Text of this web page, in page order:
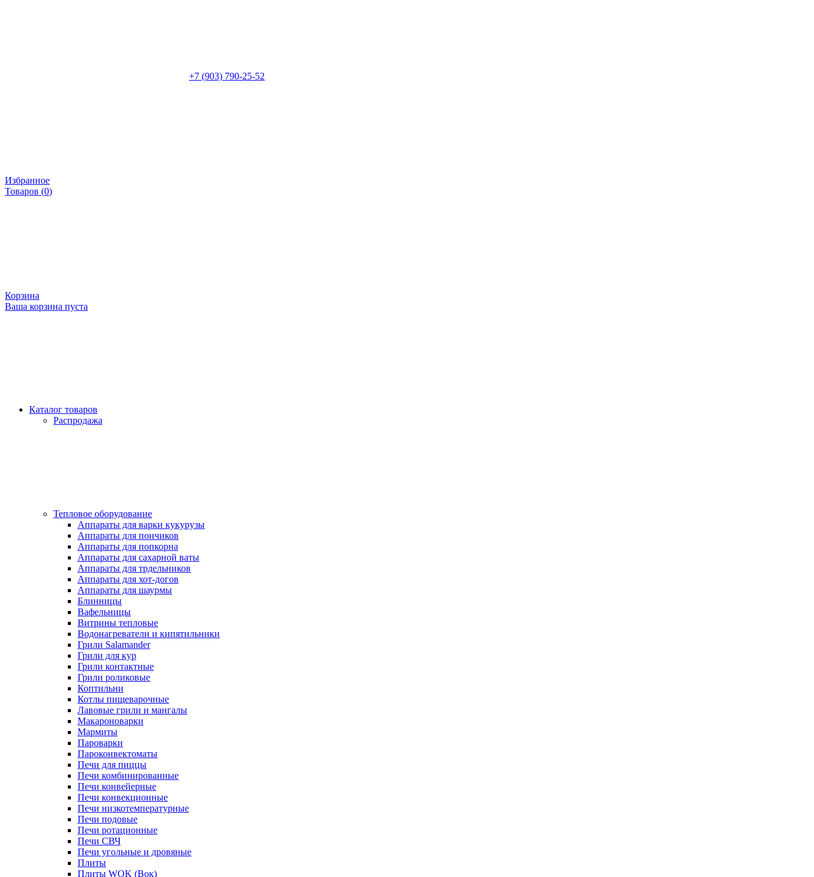
+7 (903) 790-25-52
Избранное
Товаров (0)
Корзина
Ваша корзина пуста
Каталог товаров
Распродажа
Тепловое оборудование
Аппараты для варки кукурузы
Аппараты для пончиков
Аппараты для попкорна
Аппараты для сахарной ваты
Аппараты для трдельников
Аппараты для хот-догов
Аппараты для шаурмы
Блинницы
Вафельницы
Витрины тепловые
Водонагреватели и кипятильники
Грили Salamander
Грили для кур
Грили контактные
Грили роликовые
Коптильни
Котлы пищеварочные
Лавовые грили и мангалы
Макароноварки
Мармиты
Пароварки
Пароконвектоматы
Печи для пиццы
Печи комбинированные
Печи конвейерные
Печи конвекционные
Печи низкотемпературные
Печи подовые
Печи ротационные
Печи СВЧ
Печи угольные и дровяные
Плиты
Плиты WOK (Вок)